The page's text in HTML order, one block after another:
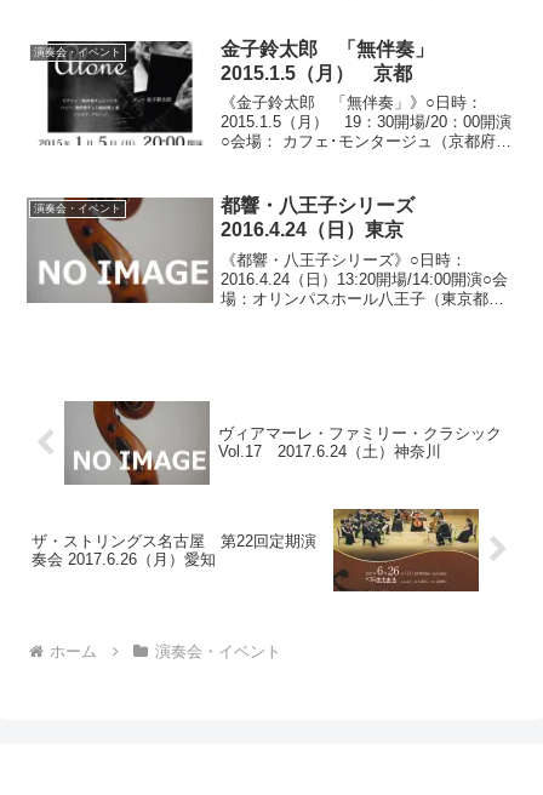
金：全自由席 500円○出演：オルガ...
演奏会・イベント
金子鈴太郎 「無伴奏」
2015.1.5（月） 京都
《金子鈴太郎 「無伴奏」》○日時：
2015.1.5（月） 19：30開場/20：00開演
○会場： カフェ･モンタージュ（京都府京
ク・コンサート・マネジメントのみ...
演奏会・イベント
都響・八王子シリーズ
2016.4.24（日）東京
《都響・八王子シリーズ》○日時：
2016.4.24（日）13:20開場/14:00開演○会
場：オリンパスホール八王子（東京都八
ヴィアマーレ・ファミリー・クラシック
Vol.17 2017.6.24（土）神奈川
ザ・ストリングス名古屋 第22回定期演
奏会 2017.6.26（月）愛知
ホーム 演奏会・イベント